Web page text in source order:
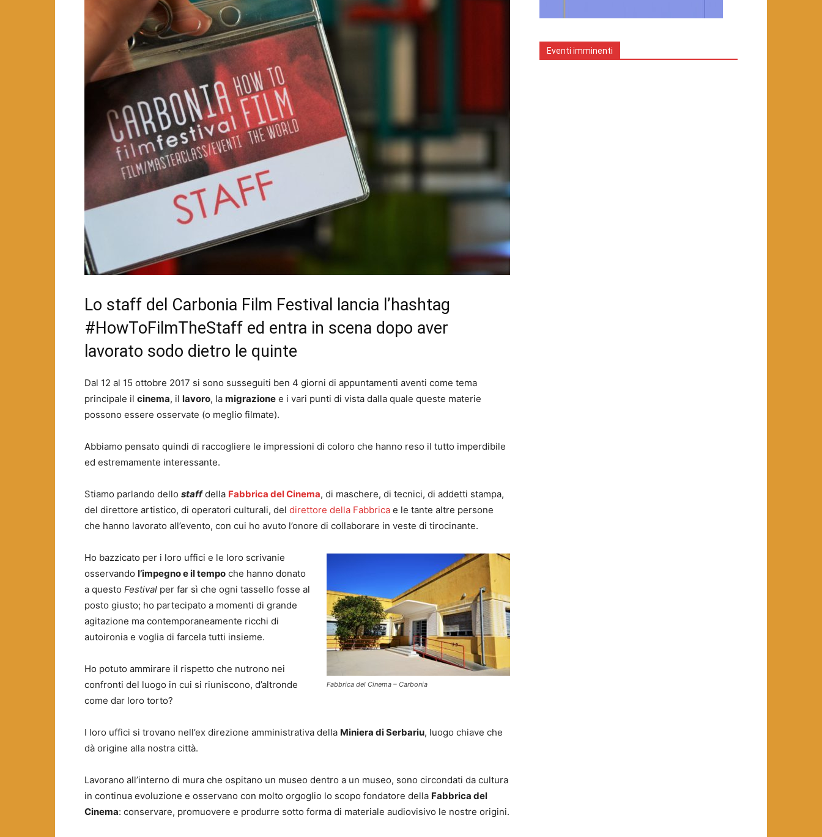
Lo staff del Carbonia Film Festival lancia l’hashtag
#HowToFilmTheStaff ed entra in scena dopo aver
lavorato sodo dietro le quinte
Dal 12 al 15 ottobre 2017 si sono susseguiti ben 4 giorni di appuntamenti aventi come tema
principale il cinema, il lavoro, la migrazione e i vari punti di vista dalla quale queste materie
possono essere osservate (o meglio filmate).
Abbiamo pensato quindi di raccogliere le impressioni di coloro che hanno reso il tutto imperdibile
ed estremamente interessante.
Stiamo parlando dello staffdella Fabbrica del Cinema, di maschere, di tecnici, di addetti stampa,
del direttore artistico, di operatori culturali, del direttore della Fabbrica e le tante altre persone
che hanno lavorato all’evento, con cui ho avuto l’onore di collaborare in veste di tirocinante.
Fabbrica del Cinema – Carbonia
Ho bazzicato per i loro uffici e le loro scrivanie
osservando l’impegno e il tempo che hanno donato
a questo Festival per far sì che ogni tassello fosse al
posto giusto; ho partecipato a momenti di grande
agitazione ma contemporaneamente ricchi di
autoironia e voglia di farcela tutti insieme.
Ho potuto ammirare il rispetto che nutrono nei
confronti del luogo in cui si riuniscono, d’altronde
come dar loro torto?
I loro uffici si trovano nell’ex direzione amministrativa della Miniera di Serbariu, luogo chiave che
dà origine alla nostra città.
Lavorano all’interno di mura che ospitano un museo dentro a un museo, sono circondati da cultura
in continua evoluzione e osservano con molto orgoglio lo scopo fondatore della Fabbrica del
Cinema: conservare, promuovere e produrre sotto forma di materiale audiovisivo le nostre origini.
Eventi imminenti